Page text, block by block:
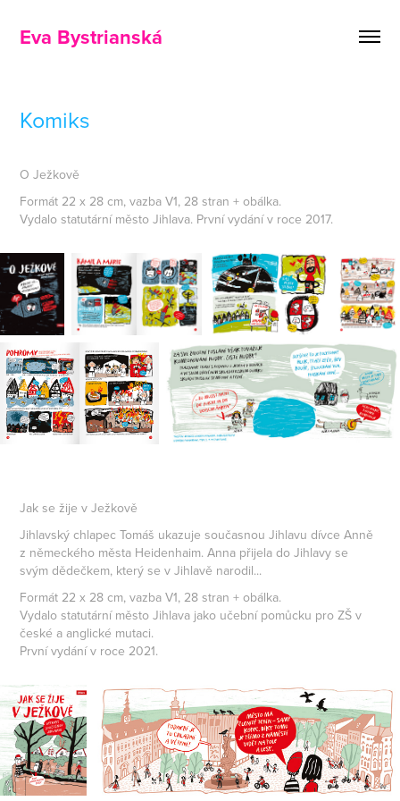
Eva Bystrianská
Komiks
O Ježkově
Formát 22 x 28 cm, vazba V1, 28 stran + obálka.
Vydalo statutární město Jihlava. První vydání v roce 2017.
Jak se žije v Ježkově
Jihlavský chlapec Tomáš ukazuje současnou Jihlavu dívce Anně
z německého města Heidenhaim. Anna přijela do Jihlavy se
svým dědečkem, který se v Jihlavě narodil...
Formát 22 x 28 cm, vazba V1, 28 stran + obálka.
Vydalo statutární město Jihlava jako učební pomůcku pro ZŠ v
české a anglické mutaci.
První vydání v roce 2021.